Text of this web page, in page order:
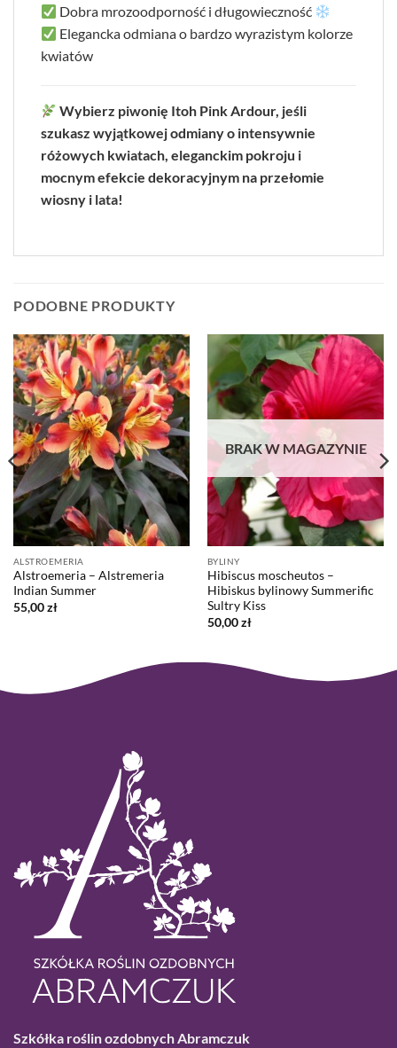
Dobra mrozoodporność i długowieczność
Elegancka odmiana o bardzo wyrazistym kolorze
kwiatów
Wybierz piwonię Itoh Pink Ardour, jeśli
szukasz wyjątkowej odmiany o intensywnie
różowych kwiatach, eleganckim pokroju i
mocnym efekcie dekoracyjnym na przełomie
wiosny i lata!
PODOBNE PRODUKTY
ALSTROEMERIA
Alstroemeria – Alstremeria
Indian Summer
55,00zł
BRAK W MAGAZYNIE
BYLINY
Hibiscus moscheutos –
Hibiskus bylinowy Summerific
Sultry Kiss
50,00zł
Szkółka roślin ozdobnych Abramczuk